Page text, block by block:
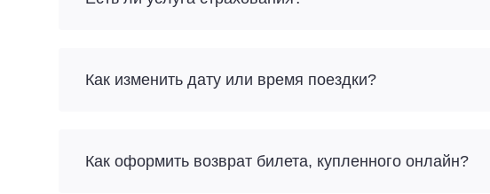
Как изменить дату или время поездки?
Как оформить возврат билета, купленного онлайн?